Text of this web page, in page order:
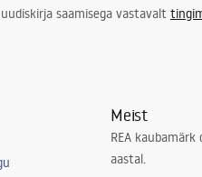
saamisega vastavalt
Meist
REA
aastal.